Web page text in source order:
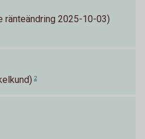
ränteändring 2025-10-03)
2